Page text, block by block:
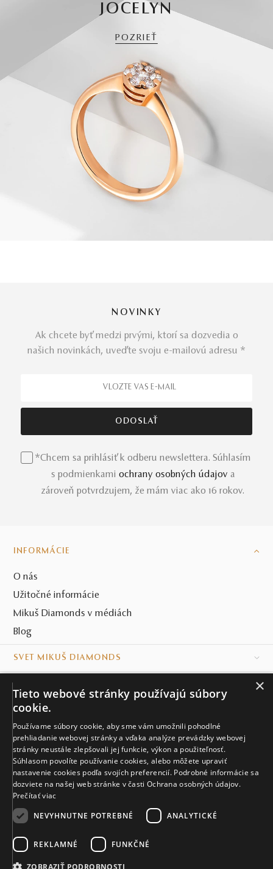
JOCELYN
POZRIEŤ
NOVINKY
Ak chcete byť medzi prvými, ktorí sa dozvedia o
našich novinkách, uveďte svoju e-mailovú adresu *
*Chcem sa prihlásiť k odberu newslettera. Súhlasím
s podmienkami ochrany osobných údajov a
zároveň potvrdzujem, že mám viac ako 16 rokov.
INFORMÁCIE
O nás
Užitočné informácie
Mikuš Diamonds v médiách
Blog
SVET MIKUŠ DIAMONDS
KONTAKT
Naše klenotníctva
Sídlo spoločnosti
© MIKUŠ DIAMONDS, A.S. 2026. VŠETKY PRÁVA VYHRADENÉ.
×
Tieto webové stránky používajú súbory
cookie.
Používame súbory cookie, aby sme vám umožnili pohodlné
prehliadanie webovej stránky a vďaka analýze prevádzky webovej
stránky neustále zlepšovali jej funkcie, výkon a použiteľnosť.
Súhlasom povolíte používanie cookies, alebo môžete upraviť
nastavenie cookies podľa svojích preferencií. Podrobné informácie sa
dozviete na našej web stránke v časti Ochrana osobných údajov.
Prečítať viac
NEVYHNUTNE POTREBNÉ
ANALYTICKÉ
REKLAMNÉ FUNKČNÉ
ZOBRAZIŤ PODROBNOSTI